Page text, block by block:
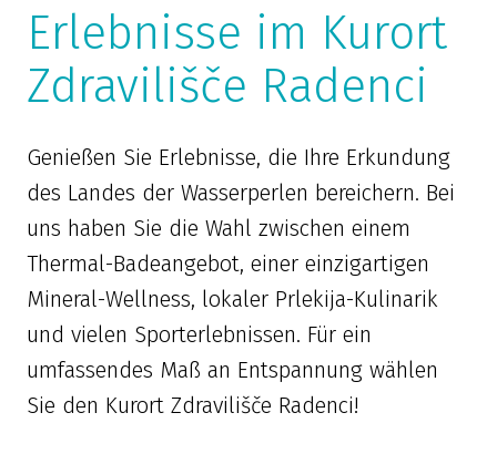
Erlebnisse im Kurort
Zdravilišče Radenci
Genießen Sie Erlebnisse, die Ihre Erkundung
des Landes der Wasserperlen bereichern. Bei
uns haben Sie die Wahl zwischen einem
Thermal-Badeangebot, einer einzigartigen
Mineral-Wellness, lokaler Prlekija-Kulinarik
und vielen Sporterlebnissen. Für ein
umfassendes Maß an Entspannung wählen
Sie den Kurort Zdravilišče Radenci!